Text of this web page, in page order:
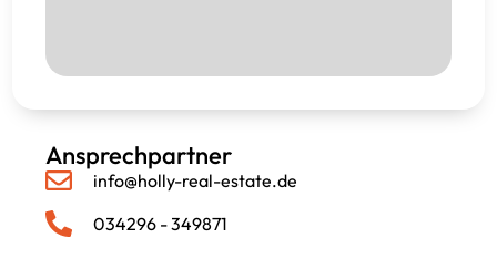
Ansprechpartner
info@holly-real-estate.de
034296 - 349871